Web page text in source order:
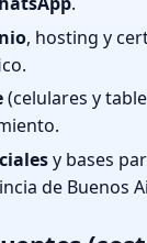
, hosting y
(celulares y
y bases
de Buenos